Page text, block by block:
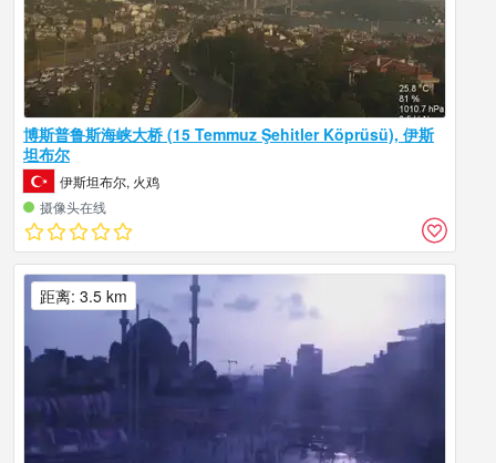
博斯普鲁斯海峡大桥 (15 Temmuz Şehitler Köprüsü), 伊斯
坦布尔
伊斯坦布尔, 火鸡
摄像头在线
距离: 3.5 km